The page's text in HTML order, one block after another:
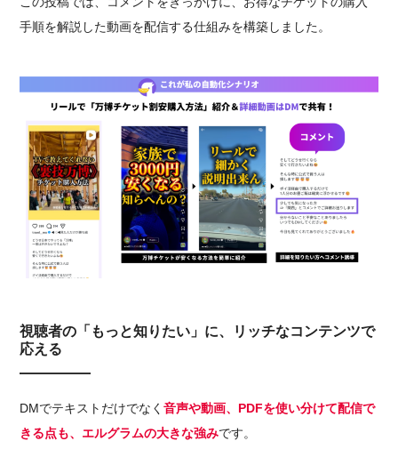
手順を解説した動画を配信する仕組みを構築しました。
視聴者の「もっと知りたい」に、リッチなコンテンツで
応える
DMでテキストだけでなく音声や動画、PDFを使い分けて配信で
きる点も、エルグラムの大きな強みです。